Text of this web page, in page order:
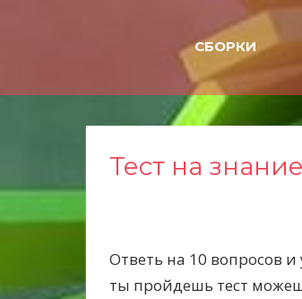
е
СБОРКИ
Тест на
Ответь на 10 вопросов
ты пройдешь тест